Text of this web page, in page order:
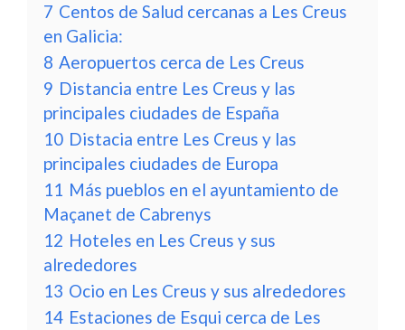
7 Centos de Salud cercanas a Les Creus
en Galicia:
8 Aeropuertos cerca de Les Creus
9 Distancia entre Les Creus y las
principales ciudades de España
10 Distacia entre Les Creus y las
principales ciudades de Europa
11 Más pueblos en el ayuntamiento de
Maçanet de Cabrenys
12 Hoteles en Les Creus y sus
alrededores
13 Ocio en Les Creus y sus alrededores
14 Estaciones de Esqui cerca de Les